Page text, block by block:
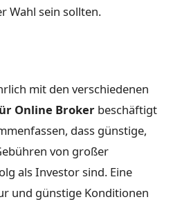
Wahl sein sollten.
mit den verschiedenen
Online Broker beschäftigt
dass günstige,
von großer
als Investor sind. Eine
und günstige Konditionen